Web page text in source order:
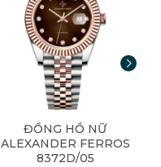
ĐỒNG HỒ NỮ
ALEXANDER FERROS
8372D/05